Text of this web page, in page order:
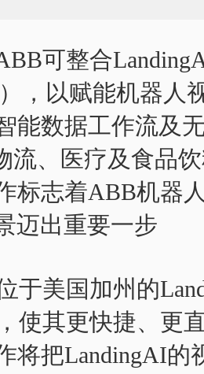
可整合
，以赋能机器人
能数据工作流及
流、医疗及食品
标志着ABB机器
迈出重要一步
于美国加州的
使其更快捷、更
将把LandingAI